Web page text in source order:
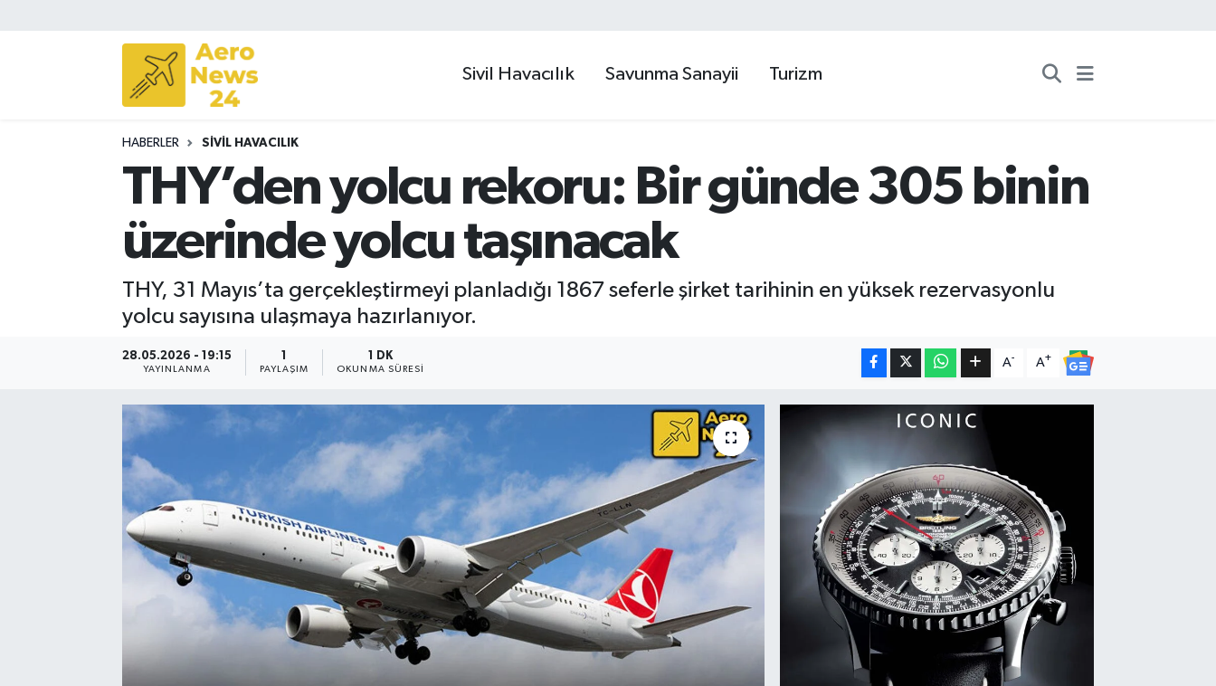
Sivil Havacılık Savunma Sanayii Turizm
HABERLER SIVIL HAVACILIK
THY’den yolcu rekoru: Bir günde 305 binin
üzerinde yolcu taşınacak
THY, 31 Mayıs’ta gerçekleştirmeyi planladığı 1867 seferle şirket tarihinin en yüksek rezervasyonlu
yolcu sayısına ulaşmaya hazırlanıyor.
28.05.2026 - 19:15
YAYINLANMA PAYLAŞIM
1 DK
OKUNMA SÜRESI
A- A+
Sivil Havacılık